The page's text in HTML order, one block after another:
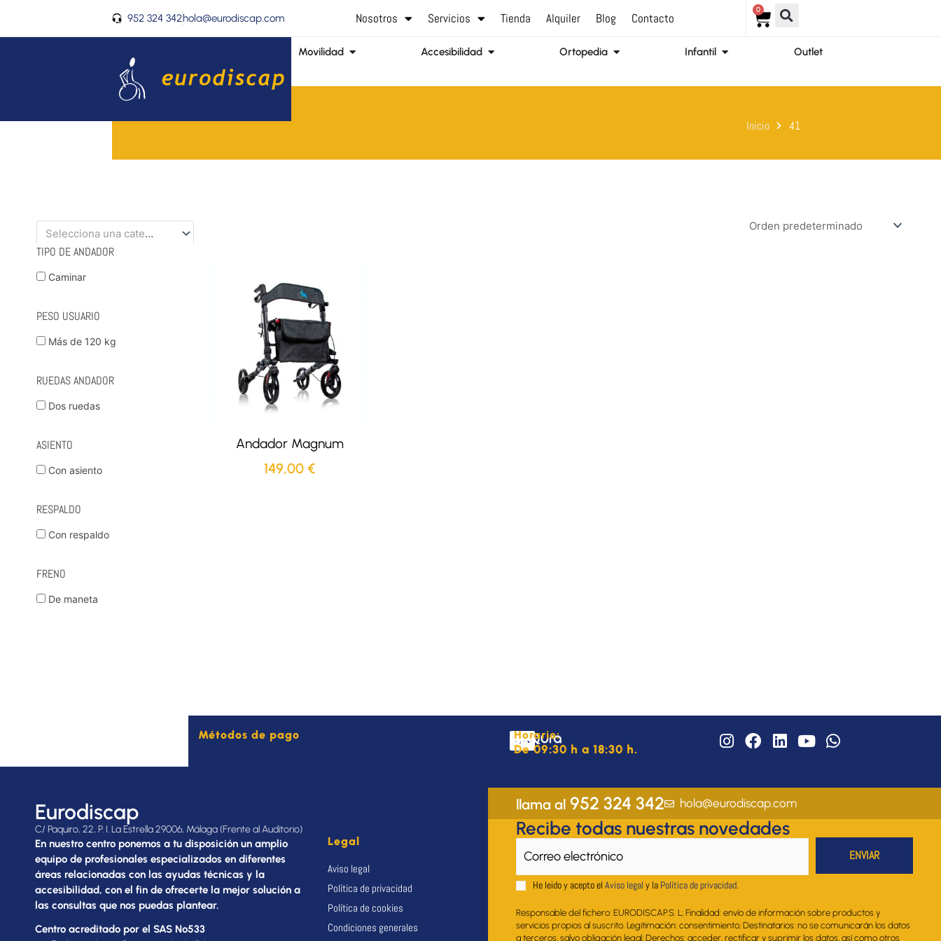
contenido
952 324 342hola@eurodiscap.com Nosotros Servicios Tienda Alquiler Blog Contacto
0
Carrito
Movilidad Abrir Movilidad Accesibilidad Abrir AccesibilidadOrtopedia Abrir OrtopediaInfantil Abrir Infantil Outlet
Inicio 41
Selecciona una categoría
TIPO DE ANDADOR
Caminar
PESO USUARIO
Más de 120 kg
RUEDAS ANDADOR
Dos ruedas
ASIENTO
Con asiento
RESPALDO
Con respaldo
FRENO
De maneta
Andador Magnum
149,00€
Métodos de pago Horario:
De 09:30 h a 18:30 h.
I
n
t
a
g
r
F
a
e
b
o
o
L
i
k
e
d
i
Y
o
t
b
e
W
h
t
a
p
Eurodiscap
C/ Paquiro, 22, P. I. La Estrella 29006, Málaga (Frente al Auditorio)
En nuestro centro ponemos a tu disposición un amplio
equipo de profesionales especializados en diferentes
áreas relacionadas con las ayudas técnicas y la
accesibilidad, con el fin de ofrecerte la mejor solución a
las consultas que nos puedas plantear.
Centro acreditado por el SAS Nº533
Legal
Aviso legal
Política de privacidad
Política de cookies
Condiciones generales
llama al952 324 342 hola@eurodiscap.com
Recibe todas nuestras novedades
He leido y acepto el Aviso legal y la Política de privacidad.
Responsable del fichero: EURODISCAP.S. L; Finalidad: envío de información sobre productos y
servicios propios al suscrito. Legitimación: consentimiento; Destinatarios: no se comunicarán los datos
a terceros, salvo obligación legal; Derechos: acceder, rectificar y suprimir los datos, así como otros